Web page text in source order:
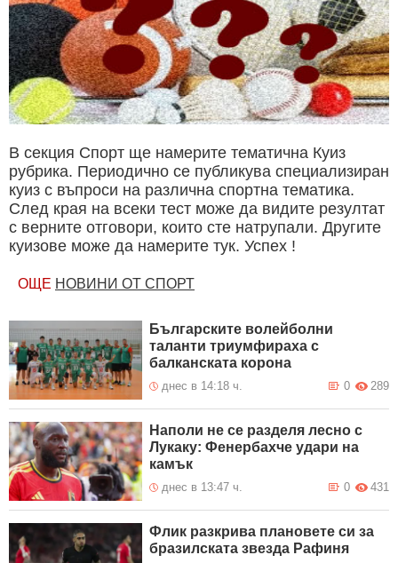
В секция Спорт ще намерите тематична Куиз
рубрика. Периодично се публикува специализиран
куиз с въпроси на различна спортна тематика.
След края на всеки тест може да видите резултат
с верните отговори, които сте натрупали. Другите
куизове може да намерите тук. Успех !
ОЩЕ НОВИНИ ОТ СПОРТ
Българските волейболни
таланти триумфираха с
балканската корона
днес в 14:18 ч. 289
0
Наполи не се разделя лесно с
Лукаку: Фенербахче удари на
камък
днес в 13:47 ч. 431
0
Флик разкрива плановете си за
бразилската звезда Рафиня